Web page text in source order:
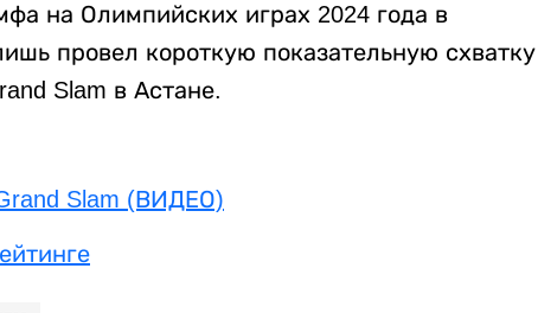
на Олимпийских играх 2024 года в
провел короткую показательную схватку
Slam в Астане.
Slam (ВИДЕО)